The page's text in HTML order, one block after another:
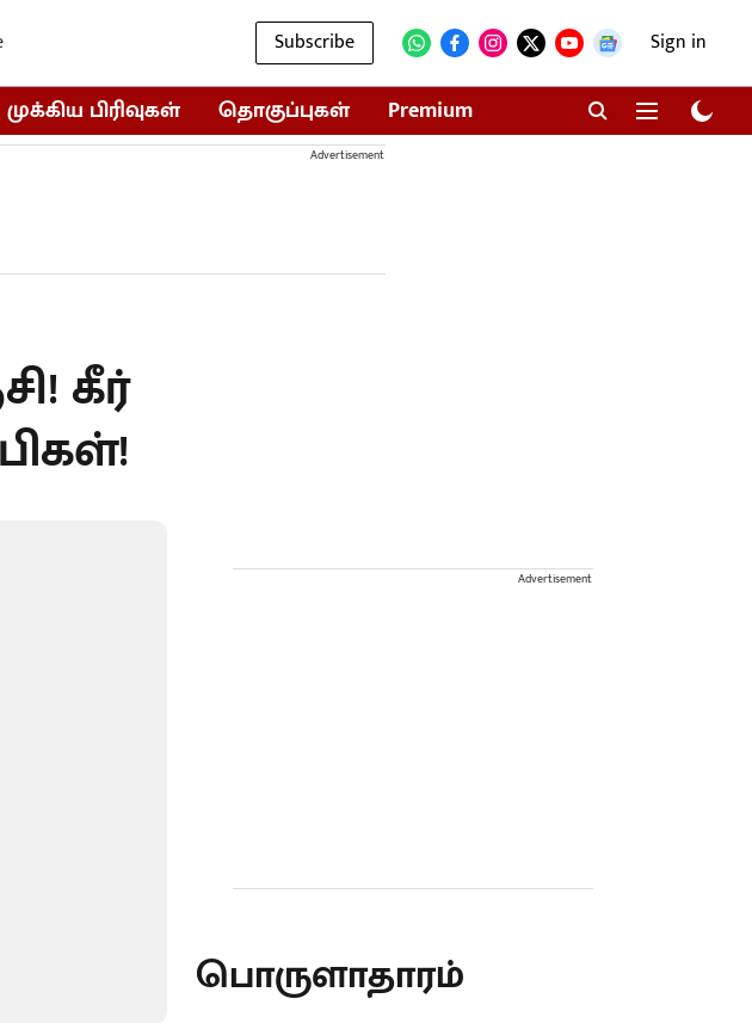
Subscribe Sign in
முக்கிய பிரிவுகள் தொகுப்புகள் Premium
Advertisement
கீர்
Advertisement
பொருளாதாரம்